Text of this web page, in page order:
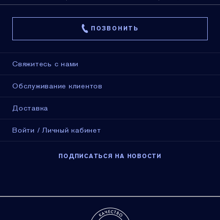
ПОЗВОНИТЬ
Свяжитесь с нами
Обслуживание клиентов
Доставка
Войти / Личный кабинет
ПОДПИСАТЬСЯ НА НОВОСТИ